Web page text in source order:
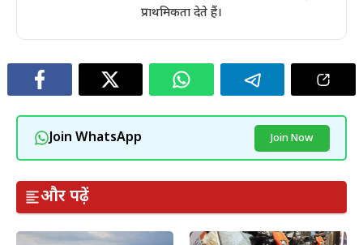
प्राथमिकता देते हैं।
Join WhatsApp Join Now
और पढ़ें